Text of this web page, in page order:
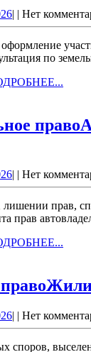
| | Нет
по
право
| | Нет
прав
| | Нет